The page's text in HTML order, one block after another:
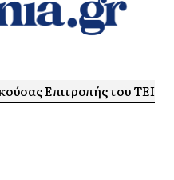
Επιτροπής του ΤΕΙ